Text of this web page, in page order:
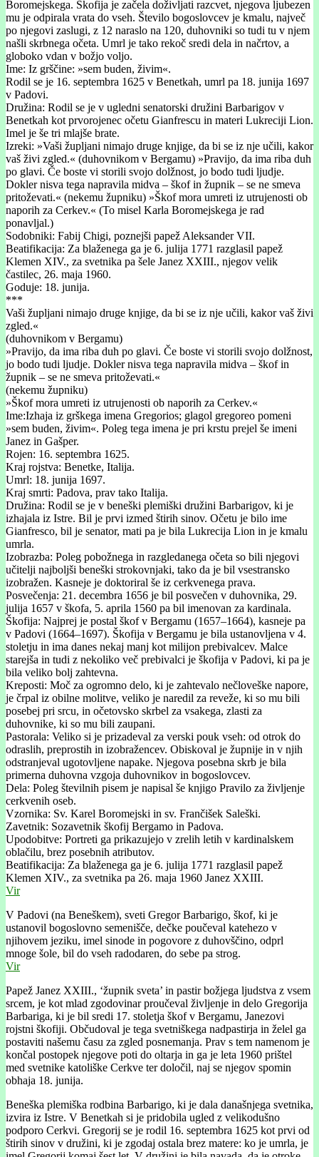
Boromejskega. Škofija je začela doživljati razcvet, njegova ljubezen
mu je odpirala vrata do vseh. Število bogoslovcev je kmalu, največ
po njegovi zaslugi, z 12 naraslo na 120, duhovniki so tudi tu v njem
našli skrbnega očeta. Umrl je tako rekoč sredi dela in načrtov, a
globoko vdan v božjo voljo.
Ime: Iz grščine: »sem buden, živim«.
Rodil se je 16. septembra 1625 v Benetkah, umrl pa 18. junija 1697
v Padovi.
Družina: Rodil se je v ugledni senatorski družini Barbarigov v
Benetkah kot prvorojenec očetu Gianfrescu in materi Lukreciji Lion.
Imel je še tri mlajše brate.
Izreki: »Vaši župljani nimajo druge knjige, da bi se iz nje učili, kakor
vaš živi zgled.« (duhovnikom v Bergamu) »Pravijo, da ima riba duh
po glavi. Če boste vi storili svojo dolžnost, jo bodo tudi ljudje.
Dokler nisva tega napravila midva – škof in župnik – se ne smeva
pritoževati.« (nekemu župniku) »Škof mora umreti iz utrujenosti ob
naporih za Cerkev.« (To misel Karla Boromejskega je rad
ponavljal.)
Sodobniki: Fabij Chigi, poznejši papež Aleksander VII.
Beatifikacija: Za blaženega ga je 6. julija 1771 razglasil papež
Klemen XIV., za svetnika pa šele Janez XXIII., njegov velik
častilec, 26. maja 1960.
Goduje: 18. junija.
***
Vaši župljani nimajo druge knjige, da bi se iz nje učili, kakor vaš živi
zgled.«
(duhovnikom v Bergamu)
»Pravijo, da ima riba duh po glavi. Če boste vi storili svojo dolžnost,
jo bodo tudi ljudje. Dokler nisva tega napravila midva – škof in
župnik – se ne smeva pritoževati.«
(nekemu župniku)
»Škof mora umreti iz utrujenosti ob naporih za Cerkev.«
Ime:Izhaja iz grškega imena Gregorios; glagol gregoreo pomeni
»sem buden, živim«. Poleg tega imena je pri krstu prejel še imeni
Janez in Gašper.
Rojen: 16. septembra 1625.
Kraj rojstva: Benetke, Italija.
Umrl: 18. junija 1697.
Kraj smrti: Padova, prav tako Italija.
Družina: Rodil se je v beneški plemiški družini Barbarigov, ki je
izhajala iz Istre. Bil je prvi izmed štirih sinov. Očetu je bilo ime
Gianfresco, bil je senator, mati pa je bila Lukrecija Lion in je kmalu
umrla.
Izobrazba: Poleg pobožnega in razgledanega očeta so bili njegovi
učitelji najboljši beneški strokovnjaki, tako da je bil vsestransko
izobražen. Kasneje je doktoriral še iz cerkvenega prava.
Posvečenja: 21. decembra 1656 je bil posvečen v duhovnika, 29.
julija 1657 v škofa, 5. aprila 1560 pa bil imenovan za kardinala.
Škofija: Najprej je postal škof v Bergamu (1657–1664), kasneje pa
v Padovi (1664–1697). Škofija v Bergamu je bila ustanovljena v 4.
stoletju in ima danes nekaj manj kot milijon prebivalcev. Malce
starejša in tudi z nekoliko več prebivalci je škofija v Padovi, ki pa je
bila veliko bolj zahtevna.
Kreposti: Moč za ogromno delo, ki je zahtevalo nečloveške napore,
je črpal iz obilne molitve, veliko je naredil za reveže, ki so mu bili
posebej pri srcu, in očetovsko skrbel za vsakega, zlasti za
duhovnike, ki so mu bili zaupani.
Pastorala: Veliko si je prizadeval za verski pouk vseh: od otrok do
odraslih, preprostih in izobražencev. Obiskoval je župnije in v njih
odstranjeval ugotovljene napake. Njegova posebna skrb je bila
primerna duhovna vzgoja duhovnikov in bogoslovcev.
Dela: Poleg številnih pisem je napisal še knjigo Pravilo za življenje
cerkvenih oseb.
Vzornika: Sv. Karel Boromejski in sv. Frančišek Saleški.
Zavetnik: Sozavetnik škofij Bergamo in Padova.
Upodobitve: Portreti ga prikazujejo v zrelih letih v kardinalskem
oblačilu, brez posebnih atributov.
Beatifikacija: Za blaženega ga je 6. julija 1771 razglasil papež
Klemen XIV., za svetnika pa 26. maja 1960 Janez XXIII.
Vir
V Padovi (na Beneškem), sveti Gregor Barbarigo, škof, ki je
ustanovil bogoslovno semenišče, dečke poučeval katehezo v
njihovem jeziku, imel sinode in pogovore z duhovščino, odprl
mnoge šole, bil do vseh radodaren, do sebe pa strog.
Vir
Papež Janez XXIII., ‘župnik sveta’ in pastir božjega ljudstva z vsem
srcem, je kot mlad zgodovinar proučeval življenje in delo Gregorija
Barbariga, ki je bil sredi 17. stoletja škof v Bergamu, Janezovi
rojstni škofiji. Občudoval je tega svetniškega nadpastirja in želel ga
postaviti našemu času za zgled posnemanja. Prav s tem namenom je
končal postopek njegove poti do oltarja in ga je leta 1960 prištel
med svetnike katoliške Cerkve ter določil, naj se njegov spomin
obhaja 18. junija.
Beneška plemiška rodbina Barbarigo, ki je dala današnjega svetnika,
izvira iz Istre. V Benetkah si je pridobila ugled z velikodušno
podporo Cerkvi. Gregorij se je rodil 16. septembra 1625 kot prvi od
štirih sinov v družini, ki je zgodaj ostala brez matere: ko je umrla, je